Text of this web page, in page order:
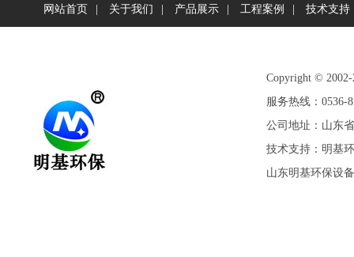
网站首页 关于我们 产品展示 工程案例 技术支持
Copyright©2002-
服务热线：0536-
公司地址：山东
技术支持： 明基
山东明基环保设